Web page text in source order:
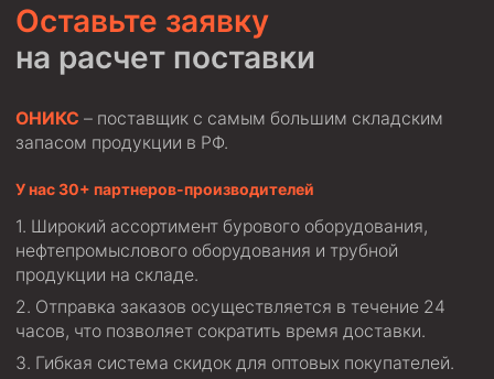
Перья для резки кабеля
Шаблоны колонные
Перья гидромониторные
Пауки гидравлические
Пауки механические
Желонки
Ерши механические
Штанголовки
Удочки ловильные
Оставьте заявку
на расчет поставки
ОНИКС – поставщик с самым большим складским
запасом продукции в РФ.
У нас 30+ партнеров-производителей
Широкий ассортимент бурового оборудования,
нефтепромыслового оборудования и трубной
продукции на складе.
Отправка заказов осуществляется в течение 24
часов, что позволяет сократить время доставки.
Гибкая система скидок для оптовых покупателей.